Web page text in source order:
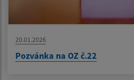
20.01.2026
Pozvánka na OZ č.22